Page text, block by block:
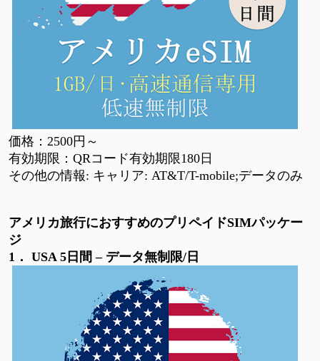
価格： 2500円～
有効期限： QRコード有効期限180日
その他の情報: キャリア: AT&T/T-mobile;データのみ
アメリカ旅行におすすめのプリペイドSIMパッケー
ジ
1． USA 5日間 – データ無制限/日